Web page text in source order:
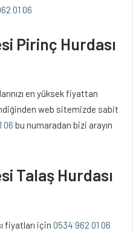
01 06
Pirinç Hurdası
en yüksek fiyattan
web sitemizde sabit
06 bu numaradan bizi arayın
Talaş Hurdası
fiyatları için 0534 962 01 06